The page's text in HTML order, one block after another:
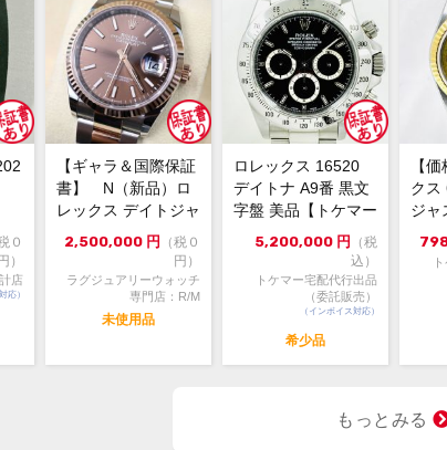
付
状態
コ
０
円）
店
応）
【ギャラ＆国際保証
書】 N（新品）ロ
レックス デイトジャ
スト126231 36m...
2,500,000 円
（税０
円）
ラグジュアリーウォッチ
専門店：R/M
未使用品
ロレックス 16520
デイトナ A9番 黒文
字盤 美品【トケマー
宅配出品（委託販...
5,200,000 円
（税
込）
トケマー宅配代行出品
（委託販売）
（インボイス対応）
希少品
【
クス
ジャ
ン
もっとみる